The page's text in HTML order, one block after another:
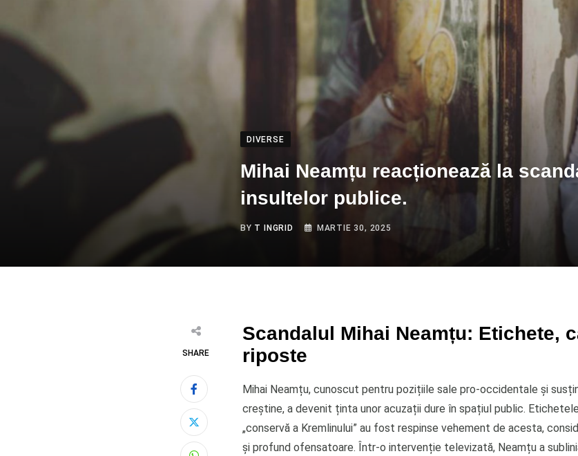
DIVERSE
Mihai Neamțu reacționează la
insultelor publice.
BY T INGRID MARTIE 30, 2025
SHARE
Scandalul Mihai Neamțu: Etichete,
riposte
Mihai Neamțu, cunoscut pentru pozițiile sale pro-occidentale și
creștine, a devenit ținta unor acuzații dure în spațiul public.
„conservă a Kremlinului” au fost respinse vehement de acesta,
și profund ofensatoare. Într-o intervenție televizată, Neamțu a